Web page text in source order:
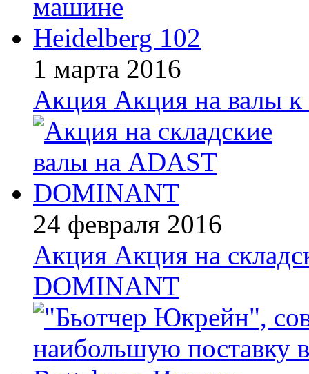
1 марта 2016
Акция Акция на валы
24 февраля 2016
Акция Акция на
DOMINANT